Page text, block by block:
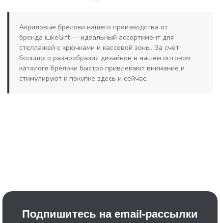
Акриловые брелоки нашего производства от
бренда iLikeGift — идеальный ассортимент для
стеллажей с крючками и кассовой зоны. За счет
большого разнообразия дизайнов в нашем оптовом
каталоге брелоки быстро привлекают внимание и
стимулируют к покупке здесь и сейчас.
Подпишитесь на email-рассылки